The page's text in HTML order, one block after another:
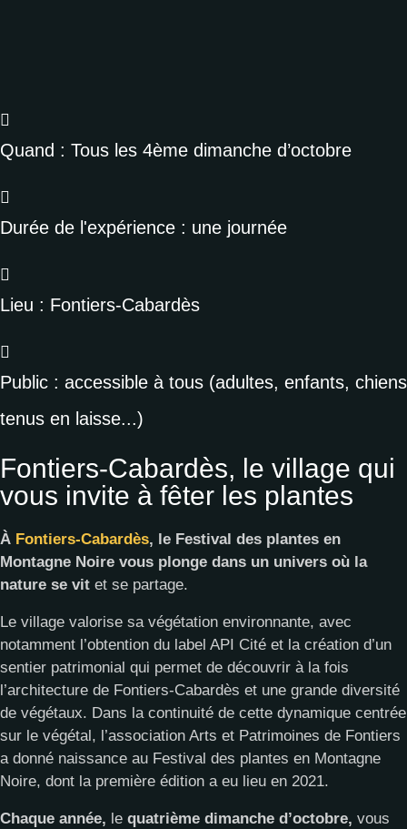
Quand : Tous les 4ème dimanche d’octobre
Durée de l'expérience : une journée
Lieu : Fontiers-Cabardès
Public : accessible à tous (adultes, enfants, chiens
tenus en laisse...)
Fontiers-Cabardès, le village qui
vous invite à fêter les plantes
À Fontiers-Cabardès, le Festival des plantes en
Montagne Noire vous plonge dans un univers où la
nature se vit et se partage.
Le village valorise sa végétation environnante, avec
notamment l’obtention du label API Cité et la création d’un
sentier patrimonial qui permet de découvrir à la fois
l’architecture de Fontiers-Cabardès et une grande diversité
de végétaux. Dans la continuité de cette dynamique centrée
sur le végétal, l’association Arts et Patrimoines de Fontiers
a donné naissance au Festival des plantes en Montagne
Noire, dont la première édition a eu lieu en 2021.
Chaque année, le quatrième dimanche d’octobre, vous